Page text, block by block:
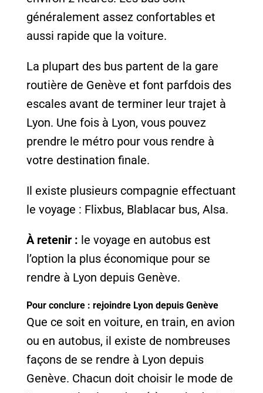
généralement assez confortables et
aussi rapide que la voiture.
La plupart des bus partent de la gare
routière de Genève et font parfdois des
escales avant de terminer leur trajet à
Lyon. Une fois à Lyon, vous pouvez
prendre le métro pour vous rendre à
votre destination finale.
Il existe plusieurs compagnie effectuant
le voyage : Flixbus, Blablacar bus, Alsa.
À retenir : le voyage en autobus est
l’option la plus économique pour se
rendre à Lyon depuis Genève.
Pour conclure : rejoindre Lyon depuis Genève
Que ce soit en voiture, en train, en avion
ou en autobus, il existe de nombreuses
façons de se rendre à Lyon depuis
Genève. Chacun doit choisir le mode de